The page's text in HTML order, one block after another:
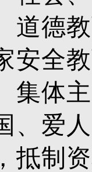
道德
安全
集体
、爱
抵制